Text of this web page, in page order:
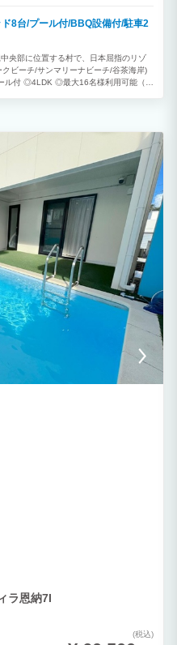
8台/プール付/BBQ設備付/駐車2
央部に位置する村で、日本屈指のリゾ
ビーチ/サンマリーナビーチ/谷茶海岸)
付 ◎4LDK ◎最大16名様利用可能（消
ラ恩納7I
(税込)